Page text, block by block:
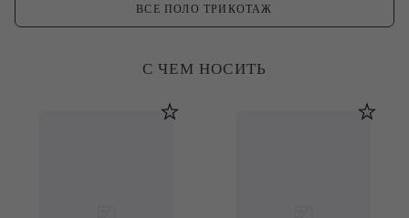
ВСЕ ПОЛО ТРИКОТАЖ
С ЧЕМ НОСИТЬ